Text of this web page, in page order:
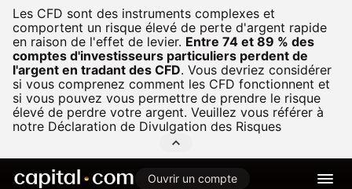
Les CFD sont des instruments complexes et
comportent un risque élevé de perte d'argent rapide
en raison de l'effet de levier. Entre 74 et 89 % des
comptes d'investisseurs particuliers perdent de
l'argent en tradant des CFD. Vous devriez considérer
si vous comprenez comment les CFD fonctionnent et
si vous pouvez vous permettre de prendre le risque
élevé de perdre votre argent. Veuillez vous référer à
notre Déclaration de Divulgation des Risques
Ouvrir un compte